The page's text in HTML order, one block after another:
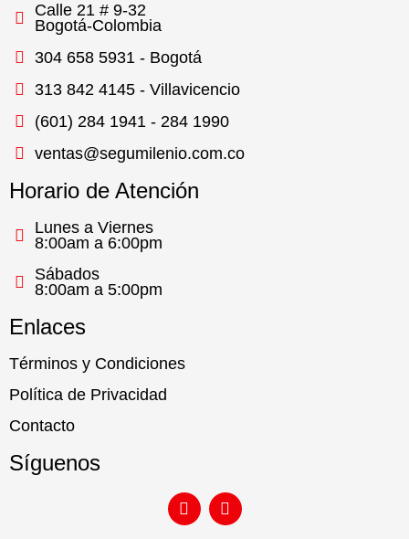
Calle 21 # 9-32
Bogotá-Colombia
304 658 5931 - Bogotá
313 842 4145 - Villavicencio
(601) 284 1941 - 284 1990
ventas@segumilenio.com.co
Horario de Atención
Lunes a Viernes
8:00am a 6:00pm
Sábados
8:00am a 5:00pm
Enlaces
Términos y Condiciones
Política de Privacidad
Contacto
Síguenos